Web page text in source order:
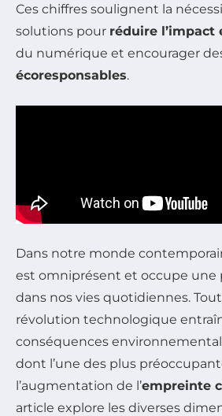
Ces chiffres soulignent la
solutions pour réduire l’impact
du numérique et encourager
écoresponsables.
Dans notre monde
est omniprésent et occupe une
dans nos vies quotidiennes.
révolution technologique
conséquences
dont l’une des plus
l’augmentation de l’empreinte
article explore les diverses